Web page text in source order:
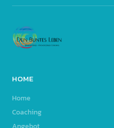
HOME
Home
Coaching